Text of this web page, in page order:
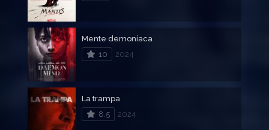
Mente demoníaca
10
2024
La trampa
8.5
2024